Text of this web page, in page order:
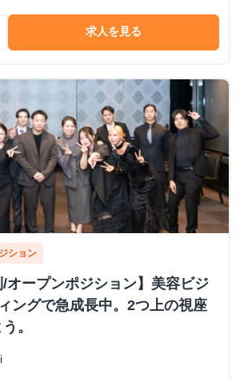
求人を見る
ション
/オープンポジション】美容ビジ
ングで急成長中。2つ上の視座
。